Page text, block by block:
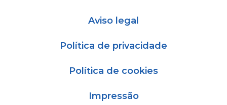
Aviso legal
Política de privacidade
Política de cookies
Impressão